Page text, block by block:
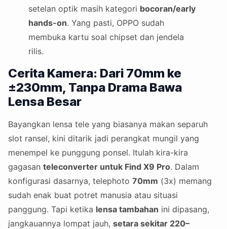
setelan optik masih kategori bocoran/early
hands-on. Yang pasti, OPPO sudah
membuka kartu soal chipset dan jendela
rilis.
Cerita Kamera: Dari 70mm ke
±230mm, Tanpa Drama Bawa
Lensa Besar
Bayangkan lensa tele yang biasanya makan separuh
slot ransel, kini ditarik jadi perangkat mungil yang
menempel ke punggung ponsel. Itulah kira-kira
gagasan teleconverter untuk Find X9 Pro. Dalam
konfigurasi dasarnya, telephoto 70mm (3x) memang
sudah enak buat potret manusia atau situasi
panggung. Tapi ketika lensa tambahan ini dipasang,
jangkauannya lompat jauh, setara sekitar 220–